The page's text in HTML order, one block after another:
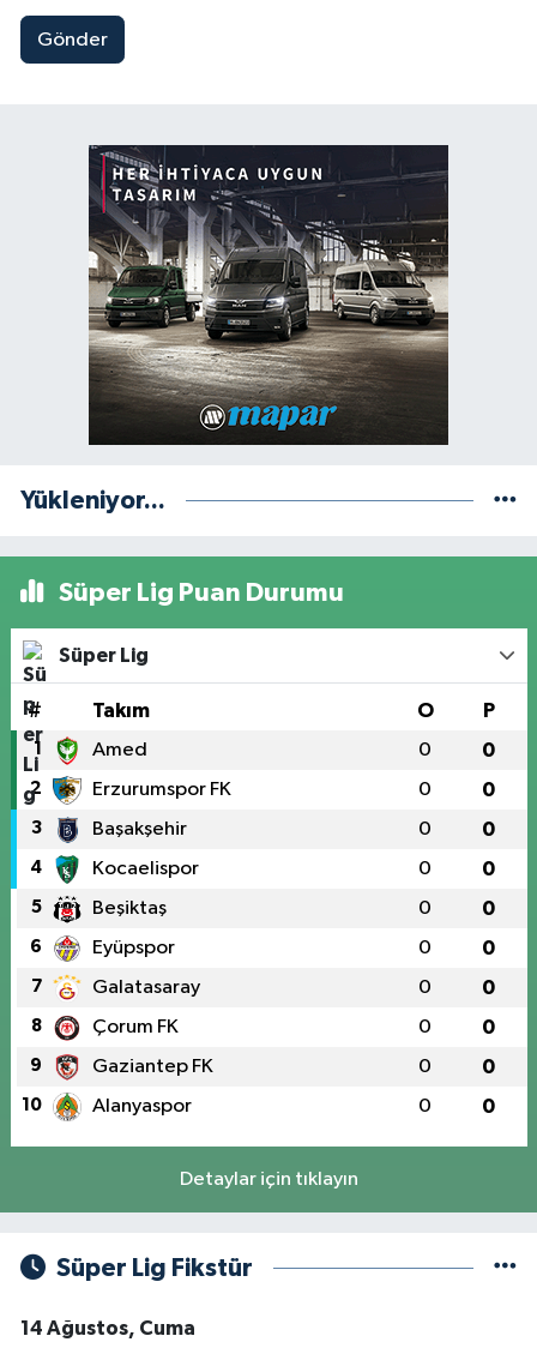
Gönder
Yükleniyor...
Süper Lig Puan Durumu
Süper Lig
# Takım O P
1 Amed 0 0
2 Erzurumspor FK 0 0
3 Başakşehir 0 0
4 Kocaelispor 0 0
5 Beşiktaş 0 0
6 Eyüpspor 0 0
7 Galatasaray 0 0
8 Çorum FK 0 0
9 Gaziantep FK 0 0
10 Alanyaspor 0 0
Detaylar için tıklayın
Süper Lig Fikstür
14 Ağustos, Cuma